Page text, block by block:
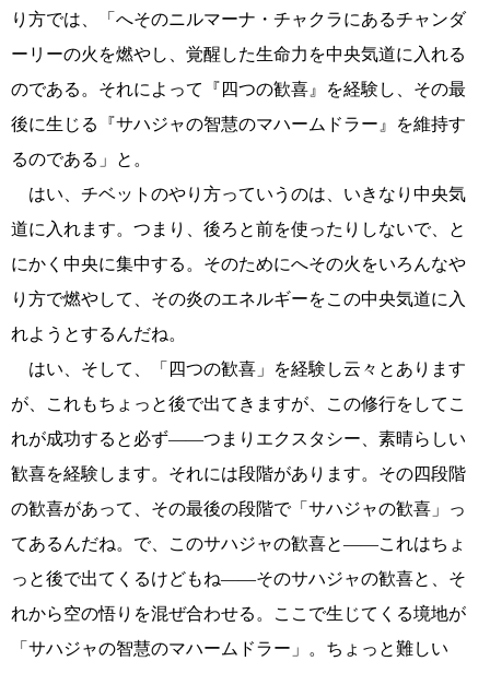
り方では、「へそのニルマーナ・チャクラにあるチャンダ
ーリーの火を燃やし、覚醒した生命力を中央気道に入れる
のである。それによって『四つの歓喜』を経験し、その最
後に生じる『サハジャの智慧のマハームドラー』を維持す
るのである」と。
はい、チベットのやり方っていうのは、いきなり中央気
道に入れます。つまり、後ろと前を使ったりしないで、と
にかく中央に集中する。そのためにへその火をいろんなや
り方で燃やして、その炎のエネルギーをこの中央気道に入
れようとするんだね。
はい、そして、「四つの歓喜」を経験し云々とあります
が、これもちょっと後で出てきますが、この修行をしてこ
れが成功すると必ず――つまりエクスタシー、素晴らしい
歓喜を経験します。それには段階があります。その四段階
の歓喜があって、その最後の段階で「サハジャの歓喜」っ
てあるんだね。で、このサハジャの歓喜と――これはちょ
っと後で出てくるけどもね――そのサハジャの歓喜と、そ
れから空の悟りを混ぜ合わせる。ここで生じてくる境地が
「サハジャの智慧のマハームドラー」。ちょっと難しい